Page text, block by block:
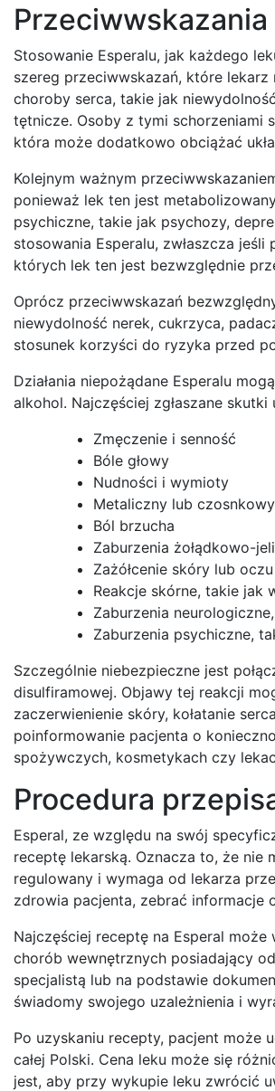
Stosowanie Esperalu, jak każdego
szereg przeciwwskazań, które
choroby serca, takie jak
tętnicze. Osoby z tymi schorzeniami
która może dodatkowo obciążać
Kolejnym ważnym
ponieważ lek ten jest
psychiczne, takie jak psychozy,
stosowania Esperalu, zwłaszcza
których lek ten jest bezwzględnie
Oprócz przeciwwskazań
niewydolność nerek, cukrzyca,
stosunek korzyści do ryzyka przed
Działania niepożądane Esperalu
alkohol. Najczęściej zgłaszane skutki
Zmęczenie i senność
Bóle głowy
Nudności i wymioty
Metaliczny lub
Ból brzucha
Zaburzenia żołądkowo-
Zażółcenie skóry lub
Reakcje skórne, takie jak
Zaburzenia
Zaburzenia psychiczne,
Szczególnie niebezpieczne jest
disulfiramowej. Objawy tej reakcji
zaczerwienienie skóry, kołatanie
poinformowanie pacjenta o
spożywczych, kosmetykach czy
Procedura
Esperal, ze względu na swój
receptę lekarską. Oznacza to, że nie
regulowany i wymaga od lekarza
zdrowia pacjenta, zebrać informacje
Najczęściej receptę na Esperal
chorób wewnętrznych posiadający
specjalistą lub na podstawie
świadomy swojego uzależnienia i
Po uzyskaniu recepty, pacjent może
całej Polski. Cena leku może się
jest, aby przy wykupie leku zwrócić